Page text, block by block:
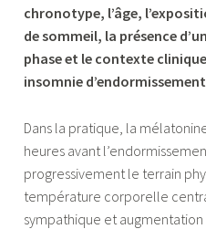
chronotype, l’âge,
de sommeil, la présence
phase et le contexte
insomnie
Dans la pratique, la
heures avant
progressivement le terrain
température corporelle
sympathique et